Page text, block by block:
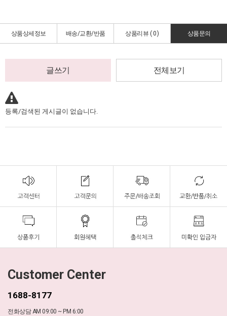
상품상세정보 배송/교환/반품 상품리뷰 ( 0) 상품문의
글쓰기 전체보기
등록/검색된 게시글이 없습니다.
Customer Center
1688-8177
전화상담 AM 09:00 ~ PM 6:00